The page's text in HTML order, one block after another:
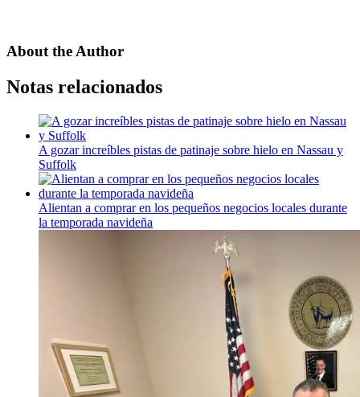
About the Author
Notas relacionados
A gozarincreíbles pistas de patinaje sobre hielo en Nassau y
Suffolk
Alientan a comprar en los pequeños negocios locales durante
la temporada navideña